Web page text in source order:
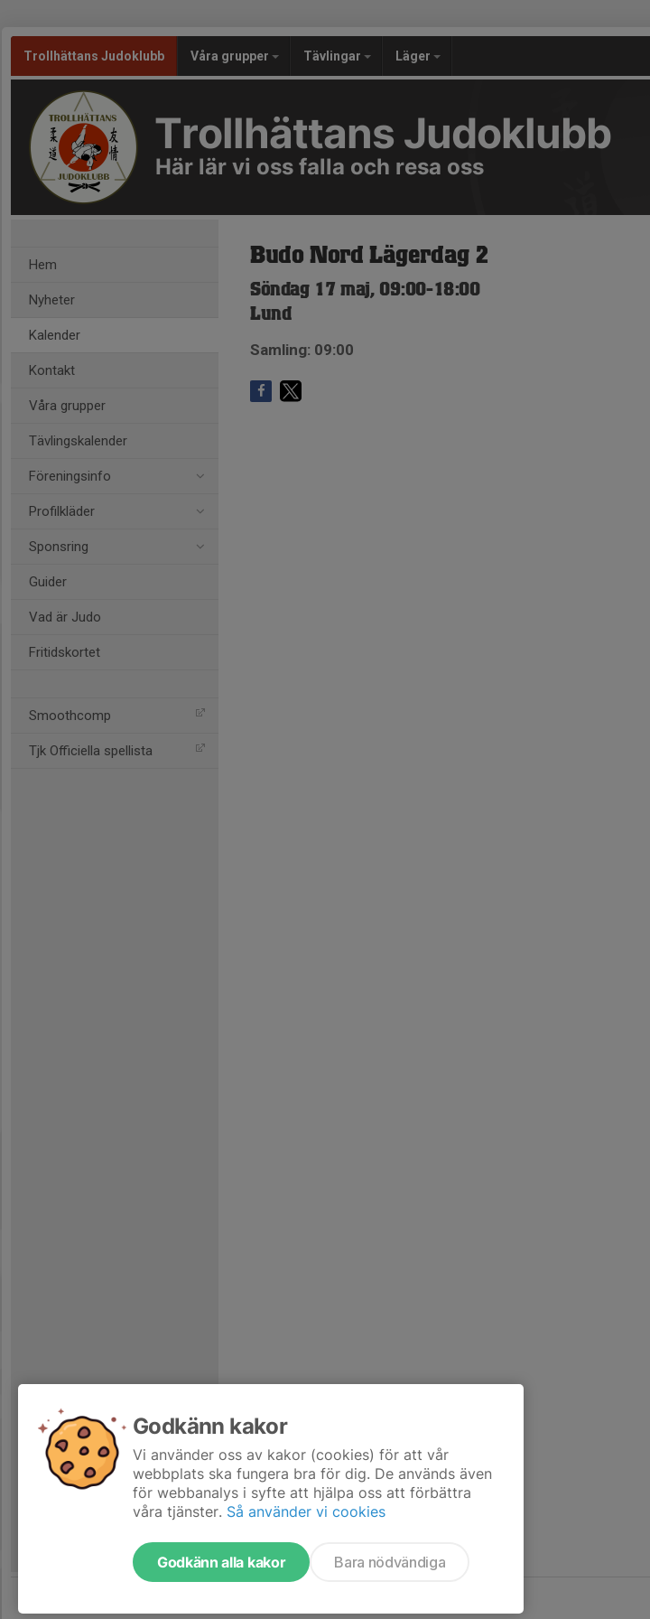
Trollhättans Judoklubb Våra grupper Tävlingar Läger
Trollhättans Judoklubb
Här lär vi oss falla och resa oss
Hem
Nyheter
Kalender
Kontakt
Våra grupper
Tävlingskalender
Föreningsinfo
Profilkläder
Sponsring
Guider
Vad är Judo
Fritidskortet
Smoothcomp
Tjk Officiella spellista
Budo Nord Lägerdag 2
Söndag 17 maj, 09:00-18:00
Lund
Samling: 09:00
Godkänn kakor
Vi använder oss av kakor (cookies) för att vår
webbplats ska fungera bra för dig. De används även
för webbanalys i syfte att hjälpa oss att förbättra
våra tjänster. Så använder vi cookies
Godkänn alla kakor Bara nödvändiga